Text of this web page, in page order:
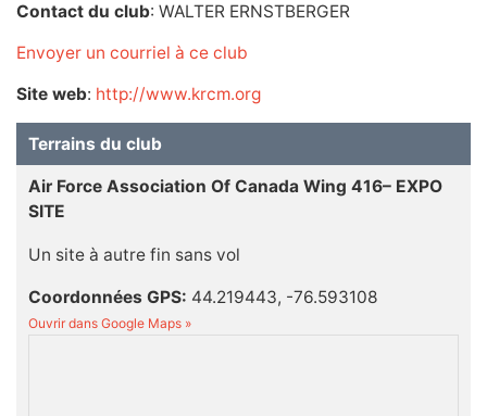
Contact du club: WALTER ERNSTBERGER
Envoyer un courriel à ce club
Site web: http://www.krcm.org
Terrains du club
Air Force Association Of Canada Wing 416– EXPO
SITE
Un site à autre fin sans vol
Coordonnées GPS: 44.219443, -76.593108
Ouvrir dans Google Maps »